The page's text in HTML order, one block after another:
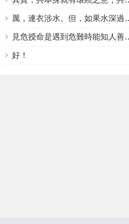
厲，連衣涉水。但，如果水深過人，足以滅頂，也要過河嗎？祖先不會這樣吧！厲，應該是危厲。深厲，水深知危厲，不過河了。也是因地制宜啊！且，水深不過河，水淺過河，更符成語。
見危授命是遇到危難時能知人善任，授予受命者處理危難的命令。授受是一對難兄難弟，不可分離。即授命必有受命者，反之亦然。危急時勇於獻身是見危致命。三者意義截然不同，不可不查。
好！